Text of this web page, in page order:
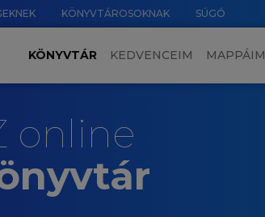
KÖNYVTÁROSOKNAK SÚGÓ
KÖNYVTÁR KEDVENCEIM MAPPÁIM
online